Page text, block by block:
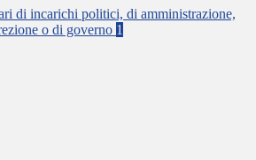
di incarichi politici, di amministrazione,
o di governo 1